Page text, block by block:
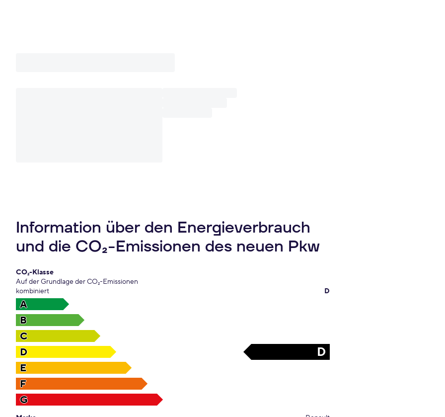
Information über den Energieverbrauch
und die CO₂-Emissionen des neuen Pkw
CO₂-Klasse
Auf der Grundlage der CO₂-Emissionen
kombiniert
D
A
B
C
D
D
E
F
G